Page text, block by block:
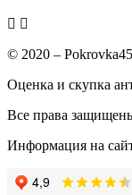
© 2020 –
Оценка и скупка
Все права
Информация на